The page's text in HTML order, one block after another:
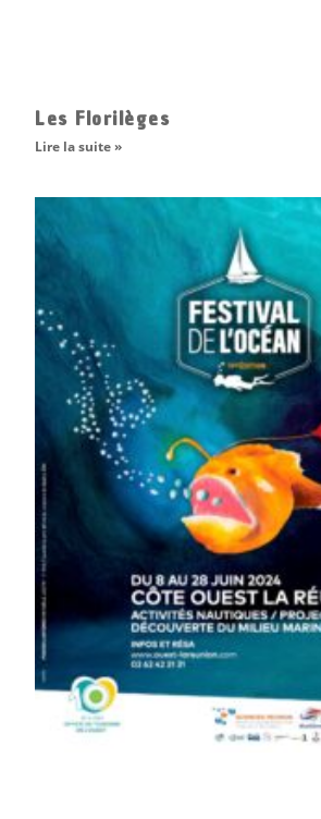
Les Florilèges
Lire la suite »